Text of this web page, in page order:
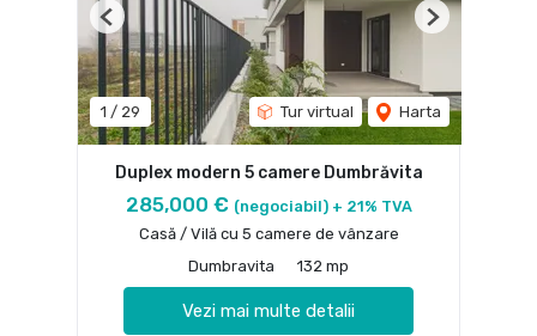
1 / 29 Tur virtual Harta
Previous Next
Duplex modern 5 camere Dumbrăvita
285,000 € (negociabil) + 21% TVA
Casă / Vilă cu 5 camere de vânzare
Dumbravita
132 mp
Vezi mai multe detalii